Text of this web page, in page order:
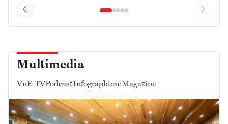
Multimedia
VnE TVPodcastInfographicseMagazine